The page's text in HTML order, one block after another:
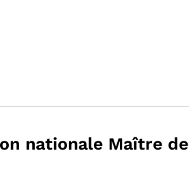
nationale Maître de